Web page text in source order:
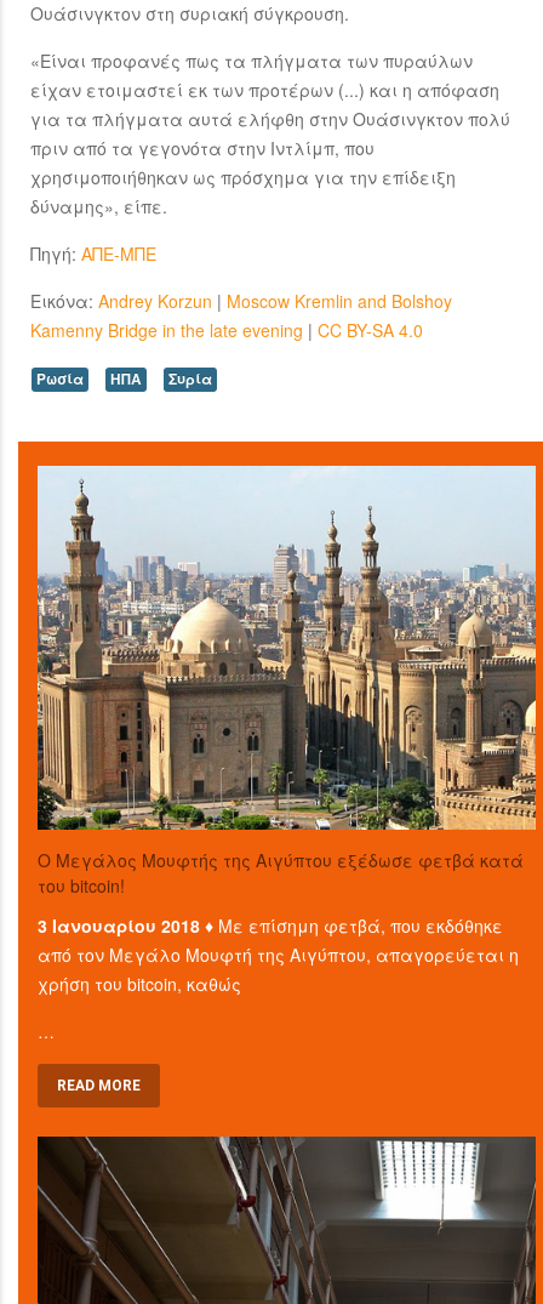
Ουάσινγκτον στη συριακή σύγκρουση.
«Είναι προφανές πως τα πλήγματα των πυραύλων
είχαν ετοιμαστεί εκ των προτέρων (...) και η απόφαση
για τα πλήγματα αυτά ελήφθη στην Ουάσινγκτον πολύ
πριν από τα γεγονότα στην Ιντλίμπ, που
χρησιμοποιήθηκαν ως πρόσχημα για την επίδειξη
δύναμης», είπε.
Πηγή: ΑΠΕ-ΜΠΕ
Εικόνα: Andrey Korzun | Moscow Kremlin and Bolshoy
Kamenny Bridge in the late evening | CC BY-SA 4.0
Ρωσία ΗΠΑ Συρία
O Μεγάλος Μουφτής της Αιγύπτου εξέδωσε φετβά κατά
του bitcoin!
3 Ιανουαρίου 2018 ♦ Με επίσημη φετβά, που εκδόθηκε
από τον Μεγάλο Μουφτή της Αιγύπτου, απαγορεύεται η
χρήση του bitcoin, καθώς
…
READ MORE